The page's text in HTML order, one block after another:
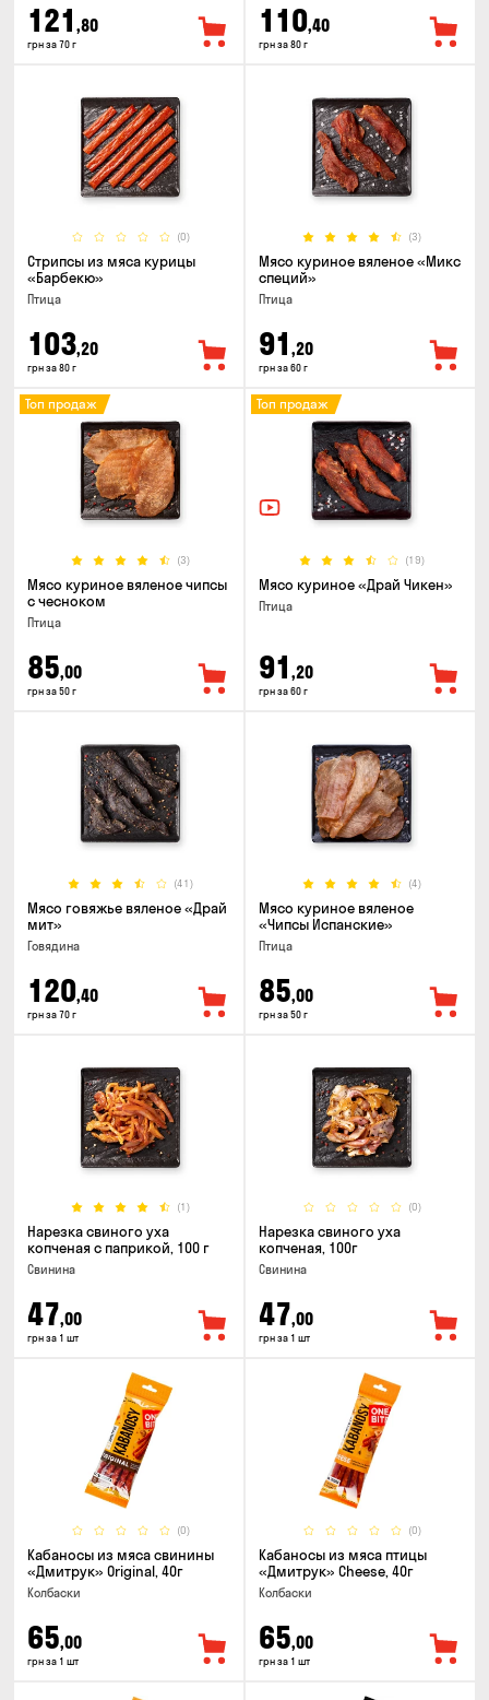
121 ,80
грн за 70 г
110,40
грн за 80 г
(0)
Стрипсы из мяса курицы
«Барбекю»
Птица
103,20
грн за 80 г
(3)
Мясо куриное вяленое «Микс
специй»
Птица
91 ,20
грн за 60 г
(3)
Топ продаж
Мясо куриное вяленое чипсы
с чесноком
Птица
85,00
грн за 50 г
(19)
Топ продаж
Мясо куриное «Драй Чикен»
Птица
91 ,20
грн за 60 г
(41)
Мясо говяжье вяленое «Драй
мит»
Говядина
120,40
грн за 70 г
(4)
Мясо куриное вяленое
«Чипсы Испанские»
Птица
85,00
грн за 50 г
(1)
Нарезка свиного уха
копченая с паприкой, 100 г
Свинина
47,00
грн за 1 шт
(0)
Нарезка свиного уха
копченая, 100г
Свинина
47,00
грн за 1 шт
(0)
Кабаносы из мяса свинины
«Дмитрук» Original, 40г
Колбаски
65,00
грн за 1 шт
(0)
Кабаносы из мяса птицы
«Дмитрук» Cheese, 40г
Колбаски
65,00
грн за 1 шт